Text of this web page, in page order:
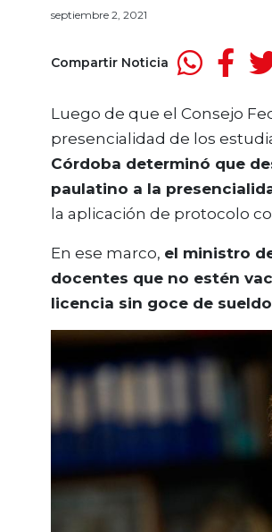
septiembre 2, 2021
Compartir Noticia
Luego de que el Consejo
presencialidad de los
Córdoba determinó que
paulatino a la
la aplicación de protocolo
En ese marco, el ministro
docentes que no estén
licencia sin goce de